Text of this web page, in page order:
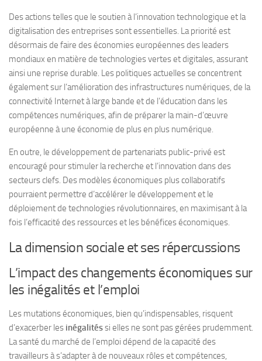
Des actions telles que le soutien à l’innovation technologique et la
digitalisation des entreprises sont essentielles. La priorité est
désormais de faire des économies européennes des leaders
mondiaux en matière de technologies vertes et digitales, assurant
ainsi une reprise durable. Les politiques actuelles se concentrent
également sur l’amélioration des infrastructures numériques, de la
connectivité Internet à large bande et de l’éducation dans les
compétences numériques, afin de préparer la main-d’œuvre
européenne à une économie de plus en plus numérique.
En outre, le développement de partenariats public-privé est
encouragé pour stimuler la recherche et l’innovation dans des
secteurs clefs. Des modèles économiques plus collaboratifs
pourraient permettre d’accélérer le développement et le
déploiement de technologies révolutionnaires, en maximisant à la
fois l’efficacité des ressources et les bénéfices économiques.
La dimension sociale et ses répercussions
L’impact des changements économiques sur
les inégalités et l’emploi
Les mutations économiques, bien qu’indispensables, risquent
d’exacerber les inégalitéssi elles ne sont pas gérées prudemment.
La santé du marché de l’emploi dépend de la capacité des
travailleurs à s’adapter à de nouveaux rôles et compétences,